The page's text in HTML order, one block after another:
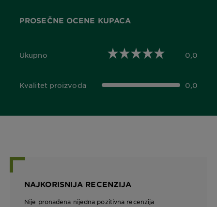
PROSEČNE OCENE KUPACA
Ukupno
0,0 out of 5 stars 0,0
Kvalitet proizvoda
0,0 out of 5 stars 0,0
NAJKORISNIJA RECENZIJA
Nije pronađena nijedna pozitivna recenzija